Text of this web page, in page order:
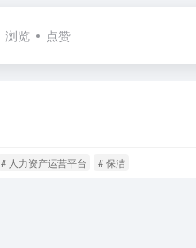
浏览 点赞
# 人力资产运营平台 # 保洁